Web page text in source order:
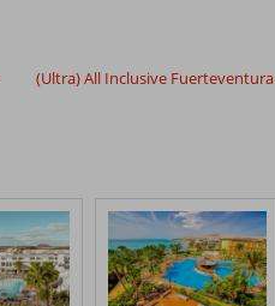
(Ultra) All Inclusive Fuerteventura